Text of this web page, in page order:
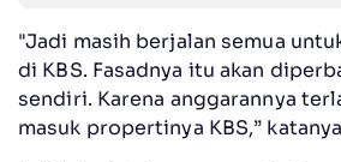
"Jadi masih berjalan semua
di KBS. Fasadnya itu akan
sendiri. Karena anggarannya
masuk propertinya KBS,”